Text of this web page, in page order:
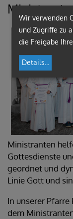
Ministranten
Gottesdienste
geordnet und
Linie Gott und
In unserer
dem
Wir verwenden
und Zugriffe zu
die Freigabe
Details